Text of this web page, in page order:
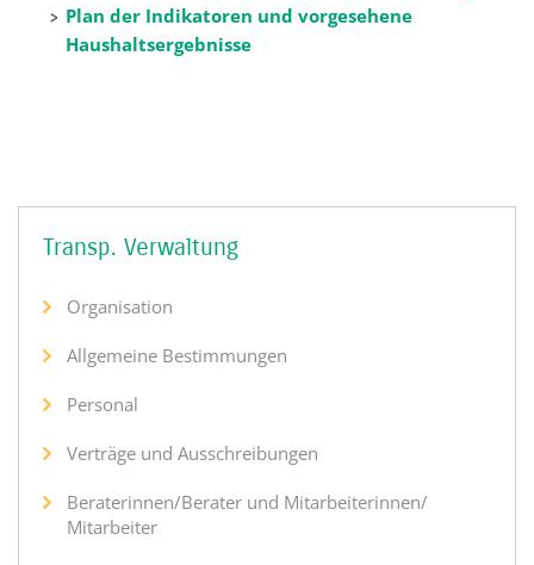
Plan der Indikatoren und vorgesehene
Haushaltsergebnisse
Transp. Verwaltung
Organisation
Allgemeine Bestimmungen
Personal
Verträge und Ausschreibungen
Beraterinnen/Berater und Mitarbeiterinnen/
Mitarbeiter